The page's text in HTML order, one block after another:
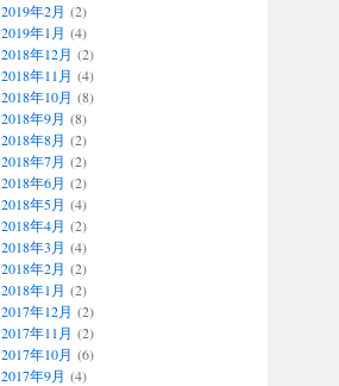
2019年2月 (2)
2019年1月 (4)
2018年12月 (2)
2018年11月 (4)
2018年10月 (8)
2018年9月 (8)
2018年8月 (2)
2018年7月 (2)
2018年6月 (2)
2018年5月 (4)
2018年4月 (2)
2018年3月 (4)
2018年2月 (2)
2018年1月 (2)
2017年12月 (2)
2017年11月 (2)
2017年10月 (6)
2017年9月 (4)